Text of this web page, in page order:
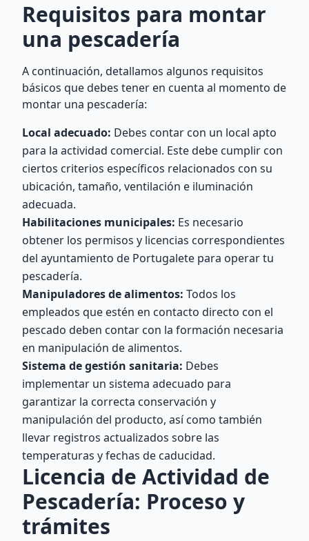
Requisitos para montar
una pescadería
A continuación, detallamos algunos requisitos
básicos que debes tener en cuenta al momento de
montar una pescadería:
Local adecuado: Debes contar con un local apto
para la actividad comercial. Este debe cumplir con
ciertos criterios específicos relacionados con su
ubicación, tamaño, ventilación e iluminación
adecuada.
Habilitaciones municipales: Es necesario
obtener los permisos y licencias correspondientes
del ayuntamiento de Portugalete para operar tu
pescadería.
Manipuladores de alimentos: Todos los
empleados que estén en contacto directo con el
pescado deben contar con la formación necesaria
en manipulación de alimentos.
Sistema de gestión sanitaria: Debes
implementar un sistema adecuado para
garantizar la correcta conservación y
manipulación del producto, así como también
llevar registros actualizados sobre las
temperaturas y fechas de caducidad.
Licencia de Actividad de
Pescadería: Proceso y
trámites